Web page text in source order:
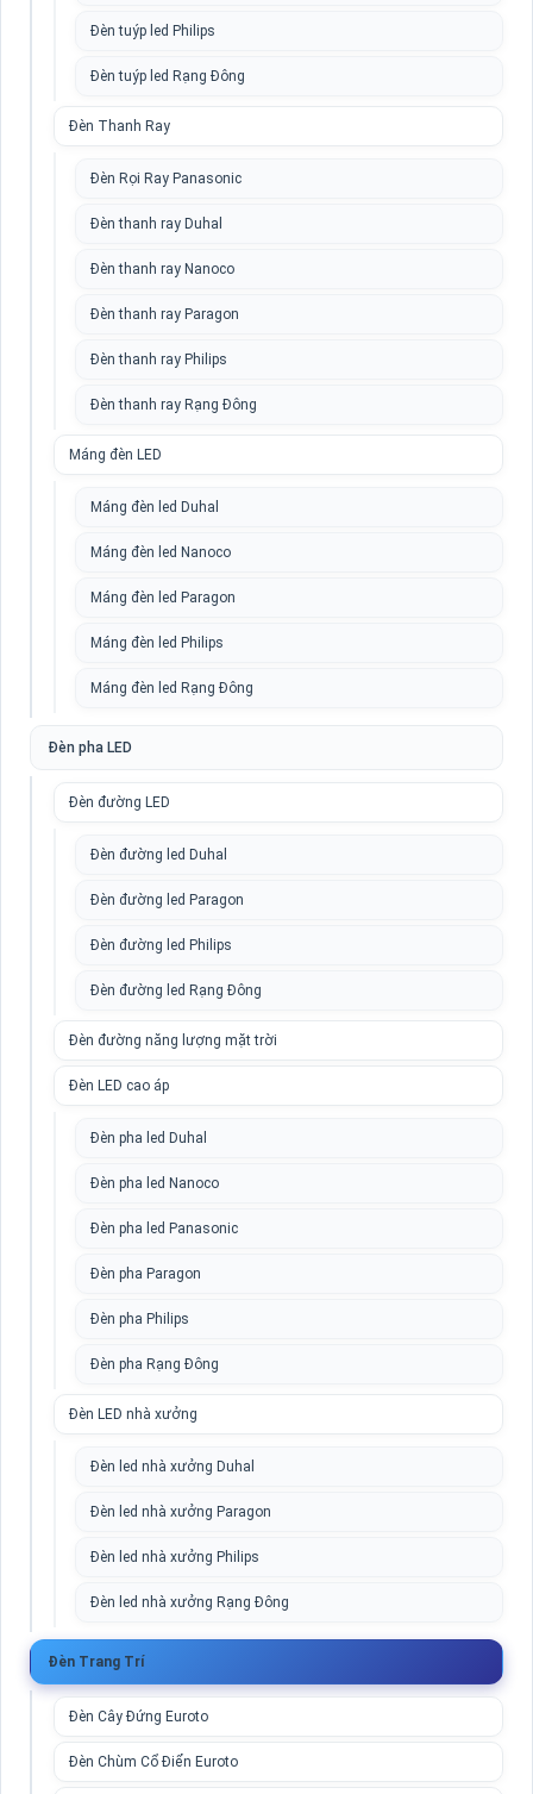
Đèn tuýp led Philips
Đèn tuýp led Rạng Đông
Đèn Thanh Ray
Đèn Rọi Ray Panasonic
Đèn thanh ray Duhal
Đèn thanh ray Nanoco
Đèn thanh ray Paragon
Đèn thanh ray Philips
Đèn thanh ray Rạng Đông
Máng đèn LED
Máng đèn led Duhal
Máng đèn led Nanoco
Máng đèn led Paragon
Máng đèn led Philips
Máng đèn led Rạng Đông
Đèn pha LED
Đèn đường LED
Đèn đường led Duhal
Đèn đường led Paragon
Đèn đường led Philips
Đèn đường led Rạng Đông
Đèn đường năng lượng mặt trời
Đèn LED cao áp
Đèn pha led Duhal
Đèn pha led Nanoco
Đèn pha led Panasonic
Đèn pha Paragon
Đèn pha Philips
Đèn pha Rạng Đông
Đèn LED nhà xưởng
Đèn led nhà xưởng Duhal
Đèn led nhà xưởng Paragon
Đèn led nhà xưởng Philips
Đèn led nhà xưởng Rạng Đông
Đèn Trang Trí
Đèn Cây Đứng Euroto
Đèn Chùm Cổ Điển Euroto